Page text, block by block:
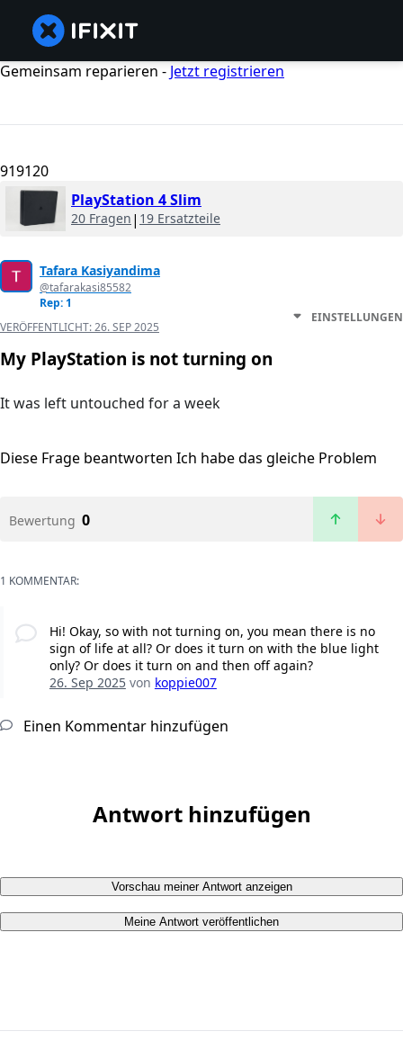
Gemeinsam reparieren - Jetzt registrieren
919120
PlayStation 4 Slim
20 Fragen | 19 Ersatzteile
Tafara Kasiyandima
@tafarakasi85582
Rep: 1
VERÖFFENTLICHT:26. SEP 2025
EINSTELLUNGEN
My PlayStation is not turning on
It was left untouched for a week
Diese Frage beantworten Ich habe das gleiche Problem
Bewertung 0
1 KOMMENTAR:
Hi! Okay, so with not turning on, you mean there is no
sign of life at all? Or does it turn on with the blue light
only? Or does it turn on and then off again?
26. Sep 2025von koppie007
Einen Kommentar hinzufügen
Antwort hinzufügen
Vorschau meiner Antwort anzeigen
Meine Antwort veröffentlichen